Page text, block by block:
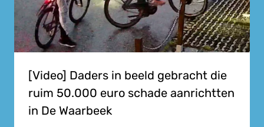
[Video] Daders in beeld gebracht die
ruim 50.000 euro schade aanrichtten
in De Waarbeek